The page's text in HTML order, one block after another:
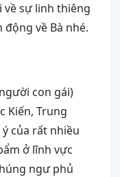
về sự linh thiêng
động về Bà nhé.
con gái)
Kiến, Trung
của rất nhiều
ở lĩnh vực
ngư phủ